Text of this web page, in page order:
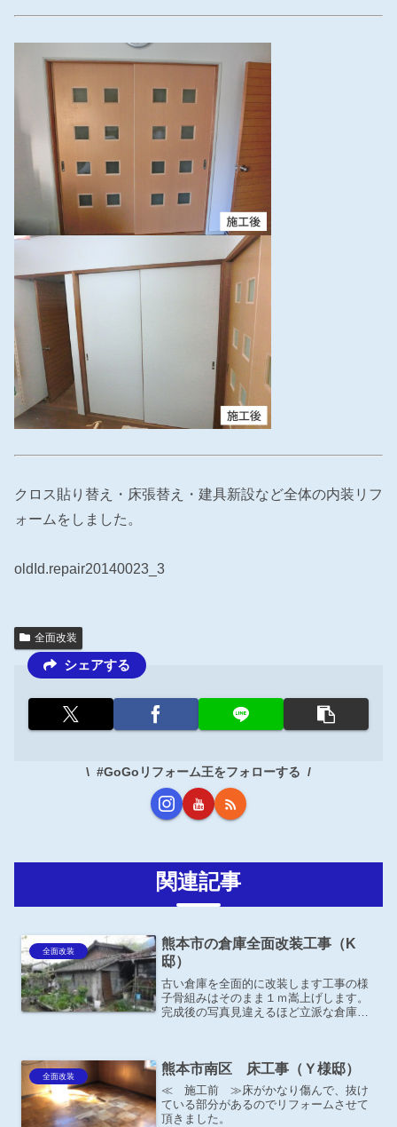
クロス貼り替え・床張替え・建具新設など全体の内装リフ
ォームをしました。
oldId.repair20140023_3
全面改装
シェアする
#GoGoリフォーム王をフォローする
関連記事
全面改装
熊本市の倉庫全面改装工事（K
邸）
古い倉庫を全面的に改装します工事の様
子骨組みはそのまま１ｍ嵩上げします。
完成後の写真見違えるほど立派な倉庫に
全面改装 熊本市南区 床工事（Ｙ様邸）
≪ 施工前 ≫床がかなり傷んで、抜け
ている部分があるのでリフォームさせて
頂きました。